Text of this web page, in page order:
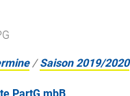
/Saison 2019/2020